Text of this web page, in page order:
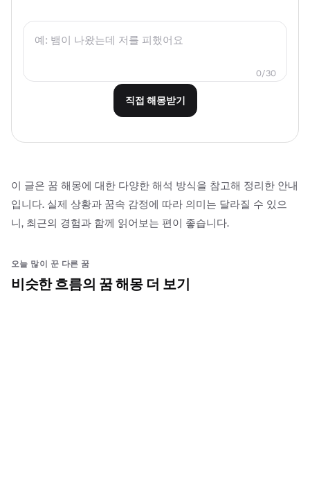
0/30
직접 해몽받기
이 글은 꿈 해몽에 대한 다양한 해석 방식을 참고해 정리한 안내
입니다. 실제 상황과 꿈속 감정에 따라 의미는 달라질 수 있으
니, 최근의 경험과 함께 읽어보는 편이 좋습니다.
오늘 많이 꾼 다른 꿈
비슷한 흐름의 꿈 해몽 더 보기